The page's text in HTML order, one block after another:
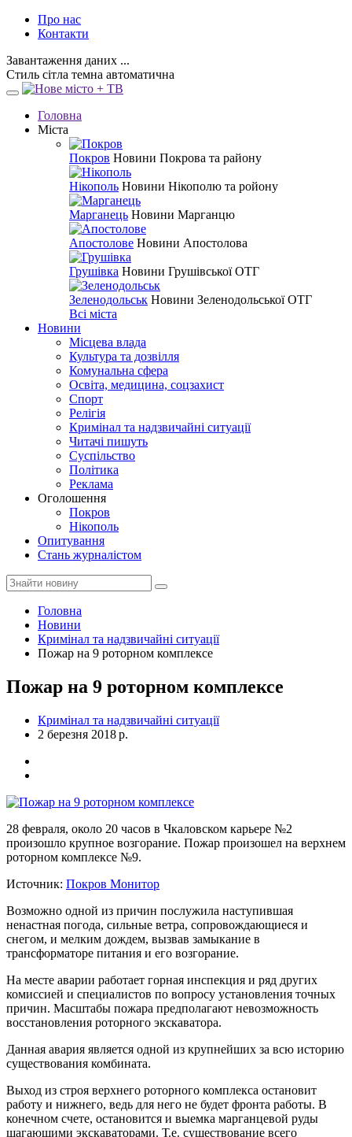
Про нас
Контакти
Завантаження даних ...
Стиль сітла темна автоматична
Головна
Міста
Покров Новини Покрова та району
Нікополь Новини Нікополю та ройону
Марганець Новини Марганцю
Апостолове Новини Апостолова
Грушівка Новини Грушівської ОТГ
Зеленодольськ Новини Зеленодольської ОТГ
Всі міста
Новини
Місцева влада
Культура та дозвілля
Комунальна сфера
Освіта, медицина, соцзахист
Спорт
Релігія
Кримінал та надзвичайні ситуації
Читачі пишуть
Суспільство
Політика
Реклама
Оголошення
Покров
Нікополь
Опитування
Стань журналістом
Головна
Новини
Кримінал та надзвичайні ситуації
Пожар на 9 роторном комплексе
Пожар на 9 роторном комплексе
Кримінал та надзвичайні ситуації
2 березня 2018 р.
28 февраля, около 20 часов в Чкаловском карьере №2
произошло крупное возгорание. Пожар произошел на верхнем
роторном комплексе №9.
Источник: Покров Монитор
Возможно одной из причин послужила наступившая
ненастная погода, сильные ветра, сопровождающиеся и
снегом, и мелким дождем, вызвав замыкание в
трансформаторе питания и его возгорание.
На месте аварии работает горная инспекция и ряд других
комиссией и специалистов по вопросу установления точных
причин. Масштабы пожара предполагают невозможность
восстановления роторного экскаватора.
Данная авария является одной из крупнейших за всю историю
существования комбината.
Выход из строя верхнего роторного комплекса остановит
работу и нижнего, ведь для него не будет фронта работы. В
конечном счете, остановится и выемка марганцевой руды
шагающими экскаваторами. Т.е. существование всего